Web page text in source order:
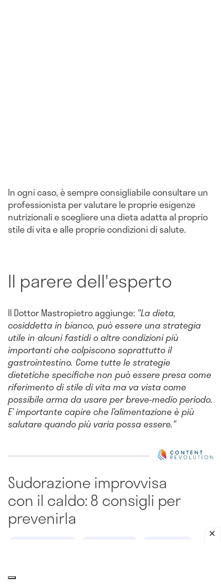
In ogni caso, è sempre consigliabile consultare un
professionista per valutare le proprie esigenze
nutrizionali e scegliere una dieta adatta al proprio
stile di vita e alle proprie condizioni di salute.
Il parere dell'esperto
Il Dottor Mastropietro aggiunge: "La dieta,
cosiddetta in bianco, può essere una strategia
utile in alcuni fastidi o altre condizioni più
importanti che colpiscono soprattutto il
gastrointestino. Come tutte le strategie
dietetiche specifiche non può essere presa come
riferimento di stile di vita ma va vista come
possibile arma da usare per breve-medio periodo.
E’ importante capire che l’alimentazione è più
salutare quando più varia possa essere."
Sudorazione improvvisa
con il caldo: 8 consigli per
prevenirla